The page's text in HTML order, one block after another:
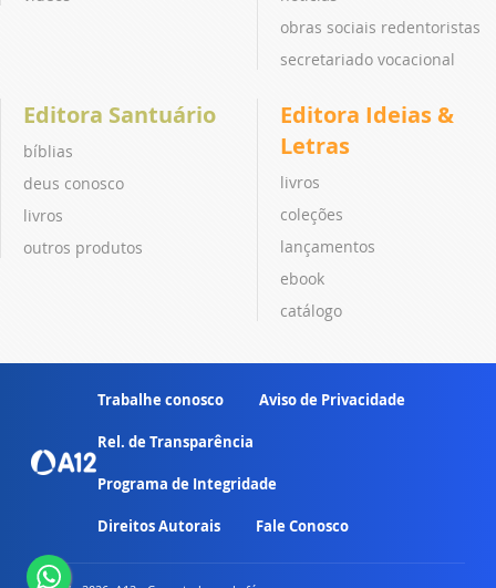
obras sociais redentoristas
secretariado vocacional
Editora Santuário
bíblias
deus conosco
livros
outros produtos
Editora Ideias &
Letras
livros
coleções
lançamentos
ebook
catálogo
Trabalhe conosco Aviso de Privacidade
Rel. de Transparência
Programa de Integridade
Direitos Autorais Fale Conosco